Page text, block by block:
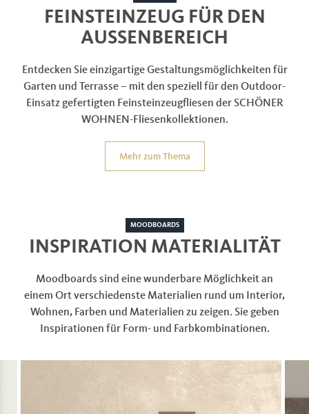
FEINSTEINZEUG FÜR DEN
AUSSENBEREICH
Entdecken Sie einzigartige Gestaltungsmöglichkeiten für
Garten und Terrasse – mit den speziell für den Outdoor-
Einsatz gefertigten Feinsteinzeugfliesen der SCHÖNER
WOHNEN-Fliesenkollektionen.
Mehr zum Thema
MOODBOARDS
INSPIRATION MATERIALITÄT
Moodboards sind eine wunderbare Möglichkeit an
einem Ort verschiedenste Materialien rund um Interior,
Wohnen, Farben und Materialien zu zeigen. Sie geben
Inspirationen für Form- und Farbkombinationen.